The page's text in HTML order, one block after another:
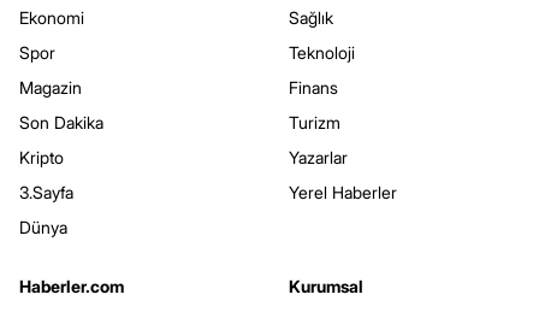
Ekonomi
Spor
Magazin
Son Dakika
Kripto
3.Sayfa
Dünya
Sağlık
Teknoloji
Finans
Turizm
Yazarlar
Yerel Haberler
Haberler.com
Kurumsal